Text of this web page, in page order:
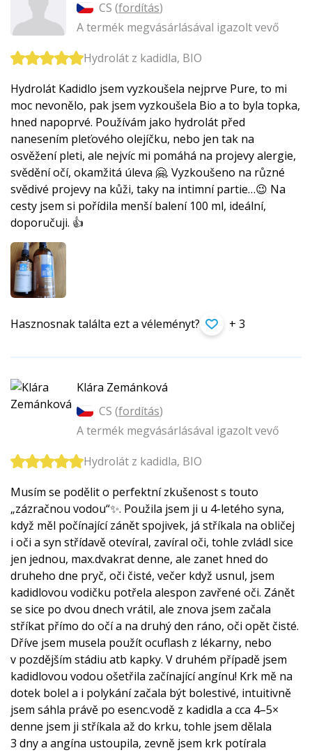
CS (fordítás)
A termék megvásárlásával igazolt vevő
Hydrolát z kadidla, BIO
Hydrolát Kadidlo jsem vyzkoušela nejprve Pure, to mi
moc nevonělo, pak jsem vyzkoušela Bio a to byla topka,
hned napoprvé. Používám jako hydrolát před
nanesením pleťového olejíčku, nebo jen tak na
osvěžení pleti, ale nejvíc mi pomáhá na projevy alergie,
svědění očí, okamžitá úleva 🤗. Vyzkoušeno na různé
svědivé projevy na kůži, taky na intimní partie…😉 Na
cesty jsem si pořídila menší balení 100 ml, ideální,
doporučuji. 👍
Hasznosnak találta ezt a véleményt? + 3
Klára Zemánková
CS (fordítás)
A termék megvásárlásával igazolt vevő
Hydrolát z kadidla, BIO
Musím se podělit o perfektní zkušenost s touto
„zázračnou vodou“✨. Použila jsem ji u 4-letého syna,
když měl počínající zánět spojivek, já stříkala na obličej
i oči a syn střídavě otevíral, zavíral oči, tohle zvládl sice
jen jednou, max.dvakrat denne, ale zanet hned do
druheho dne pryč, oči čisté, večer když usnul, jsem
kadidlovou vodičku potřela alespon zavřené oči. Zánět
se sice po dvou dnech vrátil, ale znova jsem začala
stříkat přímo do očí a na druhý den ráno, oči opět čisté.
Dříve jsem musela použít ocuflash z lékarny, nebo
v pozdějším stádiu atb kapky. V druhém případě jsem
kadidlovou vodou ošetřila začínající angínu! Krk mě na
dotek bolel a i polykání začala být bolestivé, intuitivně
jsem sáhla právě po esenc.vodě z kadidla a cca 4–5×
denne jsem ji stříkala až do krku, tohle jsem dělala
3 dny a angína ustoupila, zevně jsem krk potírala